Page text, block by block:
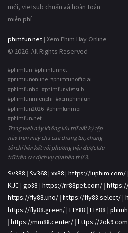
mới, vietsub chuẩn và hoàn toàn
miễn phí.
phimfun.net | Xem Phim Hay Online
© 2026. All Rights Reserved
#phimfun #phimfunnet
#phimfunonline #phimfunofficial
#phimfunhd #phimfunvietsub
#phimfunmienphi #xemphimfun
#phimfun2026 #phimfunmoi
#phimfun.net
Trang web này không lưu trữ bất kỳ tệp
nào trên máy chủ của chúng tôi, chúng
tôi chỉ liên kết với phương tiện được lưu
trữ trên các dịch vụ của bên thứ 3.
Sv388 | Sv368 | xx88 | https://luphim.com/ |
KJC | go88 | https://rr88pet.com/ |
https://fly88.uno/ | https://fly88.select/ |
https://fly88.green/ | FLY88 | FLY88 |
| https://mm88.center/ | https://